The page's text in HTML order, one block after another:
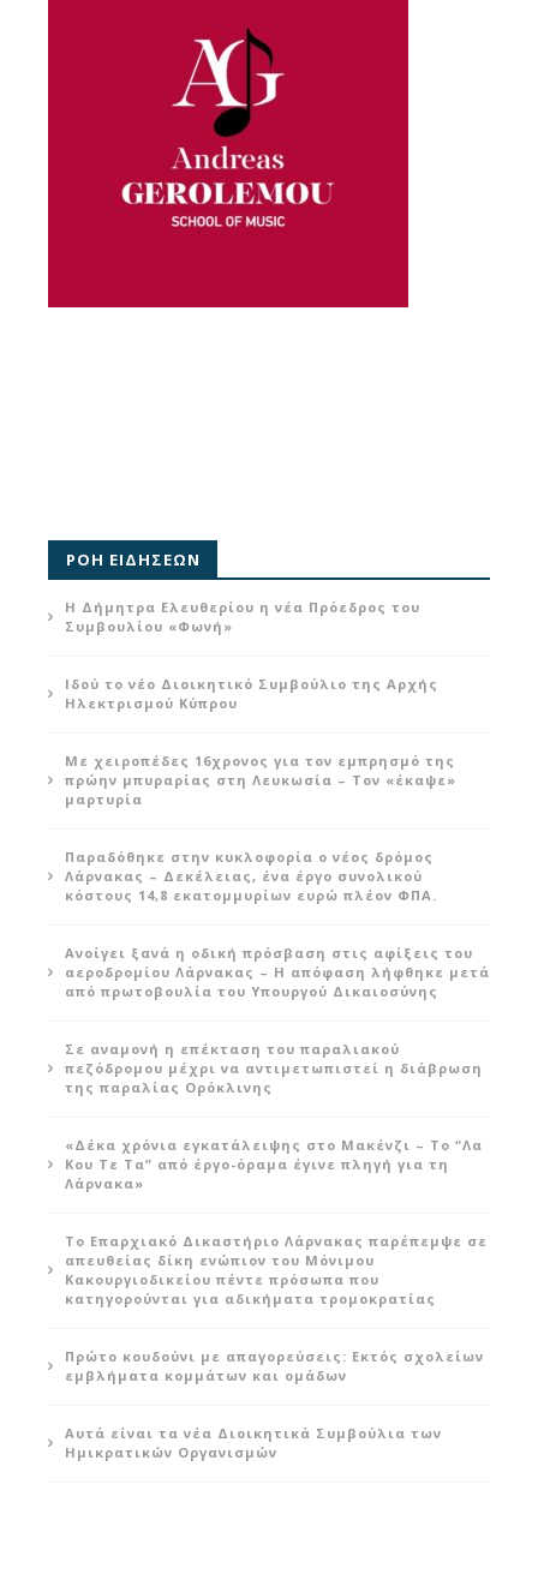
ΡΟΗ ΕΙΔΗΣΕΩΝ
Η Δήμητρα Ελευθερίου η νέα Πρόεδρος του
Συμβουλίου «Φωνή»
Ιδού το νέο Διοικητικό Συμβούλιο της Αρχής
Ηλεκτρισμού Κύπρου
Με χειροπέδες 16χρονος για τον εμπρησμό της
πρώην μπυραρίας στη Λευκωσία – Τον «έκαψε»
μαρτυρία
Παραδόθηκε στην κυκλοφορία ο νέος δρόμος
Λάρνακας – Δεκέλειας, ένα έργο συνολικού
κόστους 14,8 εκατομμυρίων ευρώ πλέον ΦΠΑ.
Ανοίγει ξανά η οδική πρόσβαση στις αφίξεις του
αεροδρομίου Λάρνακας – Η απόφαση λήφθηκε μετά
από πρωτοβουλία του Υπουργού Δικαιοσύνης
Σε αναμονή η επέκταση του παραλιακού
πεζόδρομου μέχρι να αντιμετωπιστεί η διάβρωση
της παραλίας Ορόκλινης
«Δέκα χρόνια εγκατάλειψης στο Μακένζι – Το “Λα
Κου Τε Τα” από έργο-όραμα έγινε πληγή για τη
Λάρνακα»
Το Επαρχιακό Δικαστήριο Λάρνακας παρέπεμψε σε
απευθείας δίκη ενώπιον του Μόνιμου
Κακουργιοδικείου πέντε πρόσωπα που
κατηγορούνται για αδικήματα τρομοκρατίας
Πρώτο κουδούνι με απαγορεύσεις: Εκτός σχολείων
εμβλήματα κομμάτων και ομάδων
Αυτά είναι τα νέα Διοικητικά Συμβούλια των
Ημικρατικών Οργανισμών